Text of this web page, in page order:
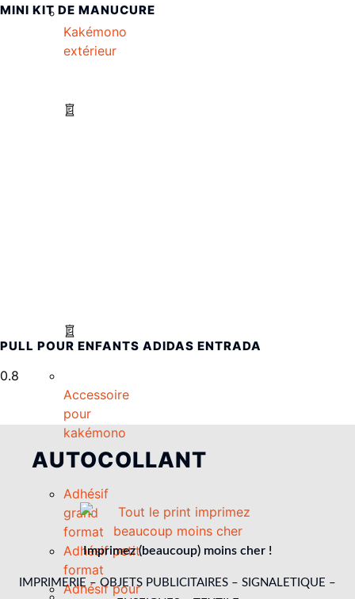
Accessoire
pour
kakémono
AUTOCOLLANT
Adhésif
grand
format
Adhésif petit
format
Adhésif pour
Kakémono
extérieur
MINI KIT DE MANUCURE
PULL POUR ENFANTS ADIDAS ENTRADA
Imprimez (beaucoup) moins cher !
IMPRIMERIE – OBJETS PUBLICITAIRES – SIGNALETIQUE –